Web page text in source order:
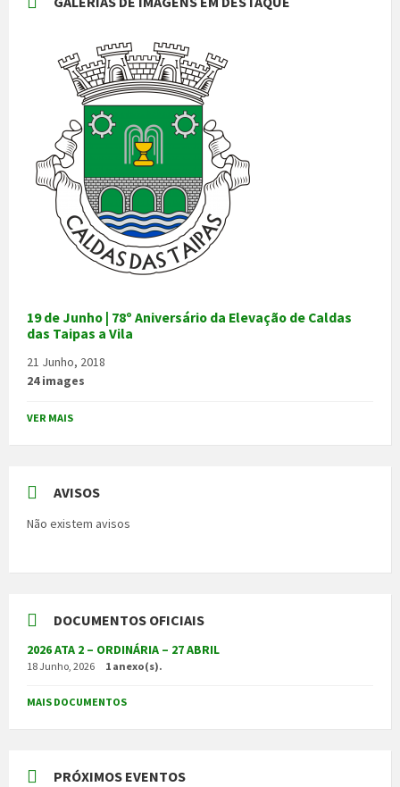
19 de Junho | 78º Aniversário da Elevação de Caldas
das Taipas a Vila
21 Junho, 2018
24 images
VER MAIS
AVISOS
Não existem avisos
DOCUMENTOS OFICIAIS
2026 ATA 2 – ORDINÁRIA – 27 ABRIL
18 Junho, 2026 1 anexo(s).
MAIS DOCUMENTOS
PRÓXIMOS EVENTOS